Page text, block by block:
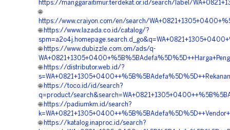
https://manggaraitimur.terdekat.or.id/search/label/
🌐
https://www.craiyon.com/en/search/
🌐 https://www.lazada.co.id/catalog/?
🌐 https://www.dubizzle.com.om/ads/q-
🌐 https://distributor.web.id/?
🌐 https://toco.id/id/search?
q=product/
🌐 https://padiumkm.id/search?
🌐 https://katalog.inaproc.id/search?